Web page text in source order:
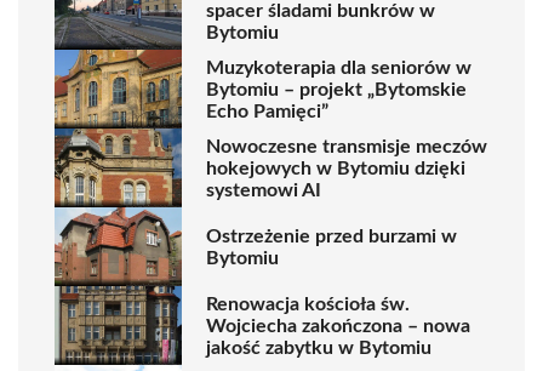
spacer śladami bunkrów w
Bytomiu
Muzykoterapia dla seniorów w
Bytomiu – projekt „Bytomskie
Echo Pamięci”
Nowoczesne transmisje meczów
hokejowych w Bytomiu dzięki
systemowi AI
Ostrzeżenie przed burzami w
Bytomiu
Renowacja kościoła św.
Wojciecha zakończona – nowa
jakość zabytku w Bytomiu